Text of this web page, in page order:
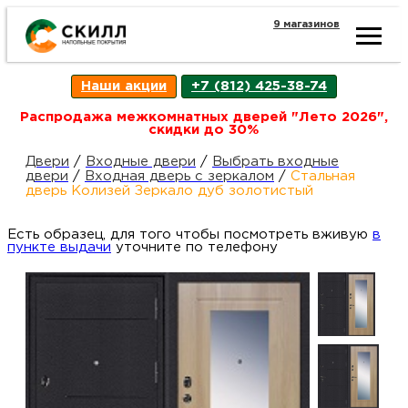
и
Как
9 магазинов
Наши акции +7 (812) 425-38-74
Распродажа межкомнатных дверей "Лето 2026",
скидки до 30%
Двери / Входные двери /
Выбрать входные
двери / Входная дверь с зеркалом / Стальная
дверь Колизей Зеркало дуб золотистый
Есть образец, для того чтобы посмотреть вживую в
пункте выдачи уточните по телефону